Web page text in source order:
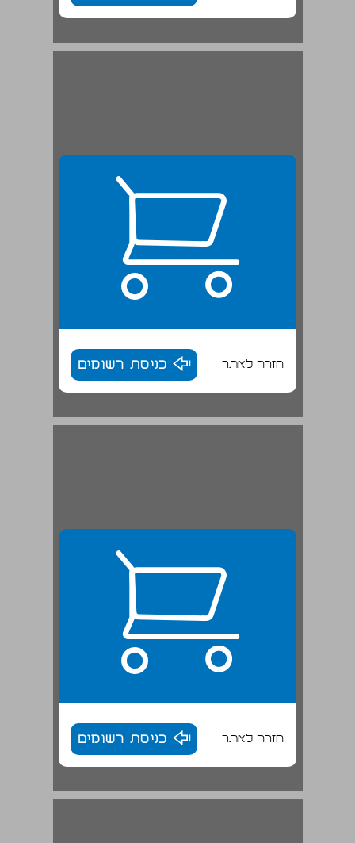
מאבקי המשכילים בירושלים ... 18
חזרה לאתר כניסת רשומים
חזרה לאתר כניסת רשומים
יפו - מרכז היישוב החדש ... 20